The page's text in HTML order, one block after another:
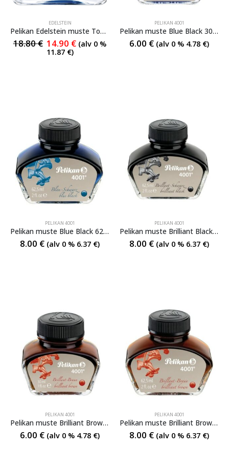
EDELSTEIN
Pelikan Edelstein muste Topaz 50 ml
18.80€ 14.90 € (alv 0 %
11.87 €)
PELIKAN 4001
Pelikan muste Blue Black 30ml
6.00 € (alv 0 % 4.78 €)
PELIKAN 4001
Pelikan muste Blue Black 62,5 ml
8.00 € (alv 0 % 6.37 €)
PELIKAN 4001
Pelikan muste Brilliant Black 62,5 ml
8.00 € (alv 0 % 6.37 €)
PELIKAN 4001
Pelikan muste Brilliant Brown 30ml
6.00 € (alv 0 % 4.78 €)
PELIKAN 4001
Pelikan muste Brilliant Brown 62,5 ml
8.00 € (alv 0 % 6.37 €)